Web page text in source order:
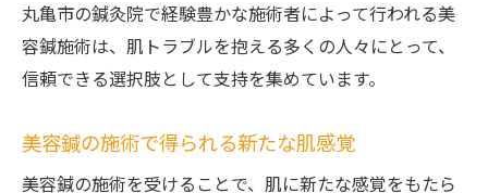
丸亀市の鍼灸院で経験豊かな施術者によって行われる美
容鍼施術は、肌トラブルを抱える多くの人々にとって、
信頼できる選択肢として支持を集めています。
美容鍼の施術で得られる新たな肌感覚
美容鍼の施術を受けることで、肌に新たな感覚をもたら